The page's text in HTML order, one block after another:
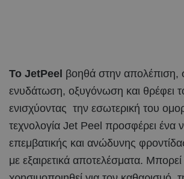
Το JetPeel βοηθά στην απολέπιση,
ενυδάτωση, οξυγόνωση και θρέφει
ενισχύοντας την εσωτερική του
τεχνολογία Jet Peel προσφέρει ένα
επεμβατικής και ανώδυνης
με εξαιρετικά αποτελέσματα.